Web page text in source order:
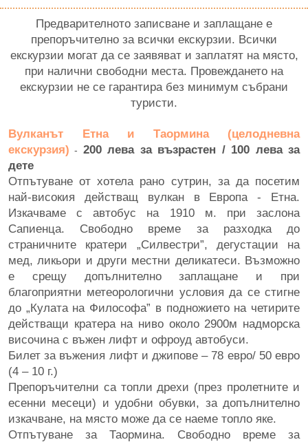
Предварителното записване и заплащане е
препоръчително за всички екскурзии. Всички
екскурзии могат да се заявяват и заплатят на място,
при налични свободни места. Провеждането на
екскурзии не се гарантира без минимум събрани
туристи.
Вулканът Етна и Таормина (целодневна
екскурзия) - 200 лева за възрастен / 100 лева за
дете
Отпътуване от хотела рано сутрин, за да посетим
най-високия действащ вулкан в Европа - Етна.
Изкачваме с автобус на 1910 м. при заслона
Сапиенца. Свободно време за разходка до
страничните кратери „Силвестри”, дегустации на
мед, ликьори и други местни деликатеси. Възможно
е срещу допълнително заплащане и при
благоприятни метеорологични условия да се стигне
до „Кулата на Философа” в подножието на четирите
действащи кратера на ниво около 2900м надморска
височина с въжен лифт и офроуд автобуси.
Билет за въжения лифт и джипове – 78 евро/ 50 евро
(4 – 10 г.)
Препоръчителни са топли дрехи (през пролетните и
есенни месеци) и удобни обувки, за допълнително
изкачване, на място може да се наеме топло яке.
Отпътуване за Таормина. Свободно време за